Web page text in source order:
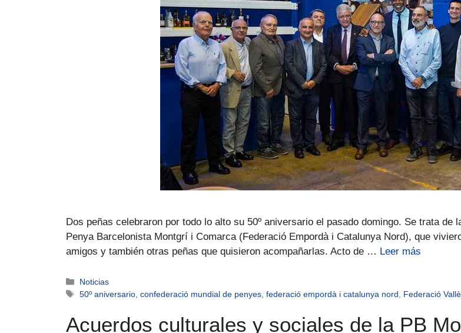
Dos peñas celebraron por todo lo alto su 50º aniversario el pasado domingo. Se trata
Penya Barcelonista Montgrí i Comarca (Federació Empordà i Catalunya Nord), que
amigos y también otras peñas que quisieron acompañarlas. Acto de … Leer más
Noticias
50º aniversario ,confederació mundial de penyes ,federació empordà i catalunya nord Federació
Acuerdos culturales y sociales de la PB